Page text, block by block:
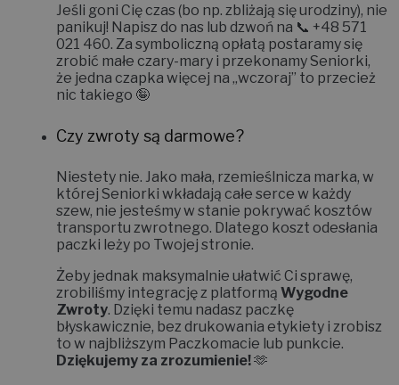
Jeśli goni Cię czas (bo np. zbliżają się urodziny), nie
panikuj! Napisz do nas lub dzwoń na 📞 +48 571
021 460. Za symboliczną opłatą postaramy się
zrobić małe czary-mary i przekonamy Seniorki,
że jedna czapka więcej na „wczoraj” to przecież
nic takiego 🤪
Czy zwroty są darmowe?
Niestety nie. Jako mała, rzemieślnicza marka, w
której Seniorki wkładają całe serce w każdy
szew, nie jesteśmy w stanie pokrywać kosztów
transportu zwrotnego. Dlatego koszt odesłania
paczki leży po Twojej stronie.
Żeby jednak maksymalnie ułatwić Ci sprawę,
zrobiliśmy integrację z platformą Wygodne
Zwroty. Dzięki temu nadasz paczkę
błyskawicznie, bez drukowania etykiety i zrobisz
to w najbliższym Paczkomacie lub punkcie.
Dziękujemy za zrozumienie!🫶